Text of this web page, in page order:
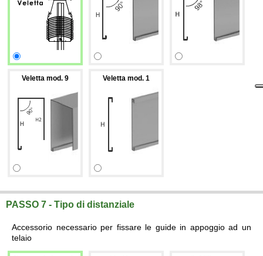
Veletta mod. 9 Veletta mod. 1
PASSO 7 - Tipo di distanziale
Accessorio necessario per fissare le guide in appoggio ad un
telaio